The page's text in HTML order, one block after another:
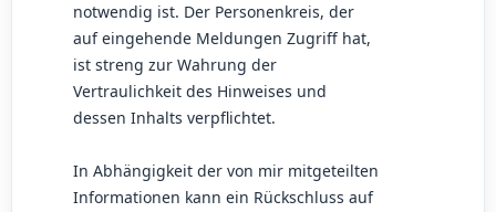
notwendig ist. Der Personenkreis, der
auf eingehende Meldungen Zugriff hat,
ist streng zur Wahrung der
Vertraulichkeit des Hinweises und
dessen Inhalts verpflichtet.
In Abhängigkeit der von mir mitgeteilten
Informationen kann ein Rückschluss auf